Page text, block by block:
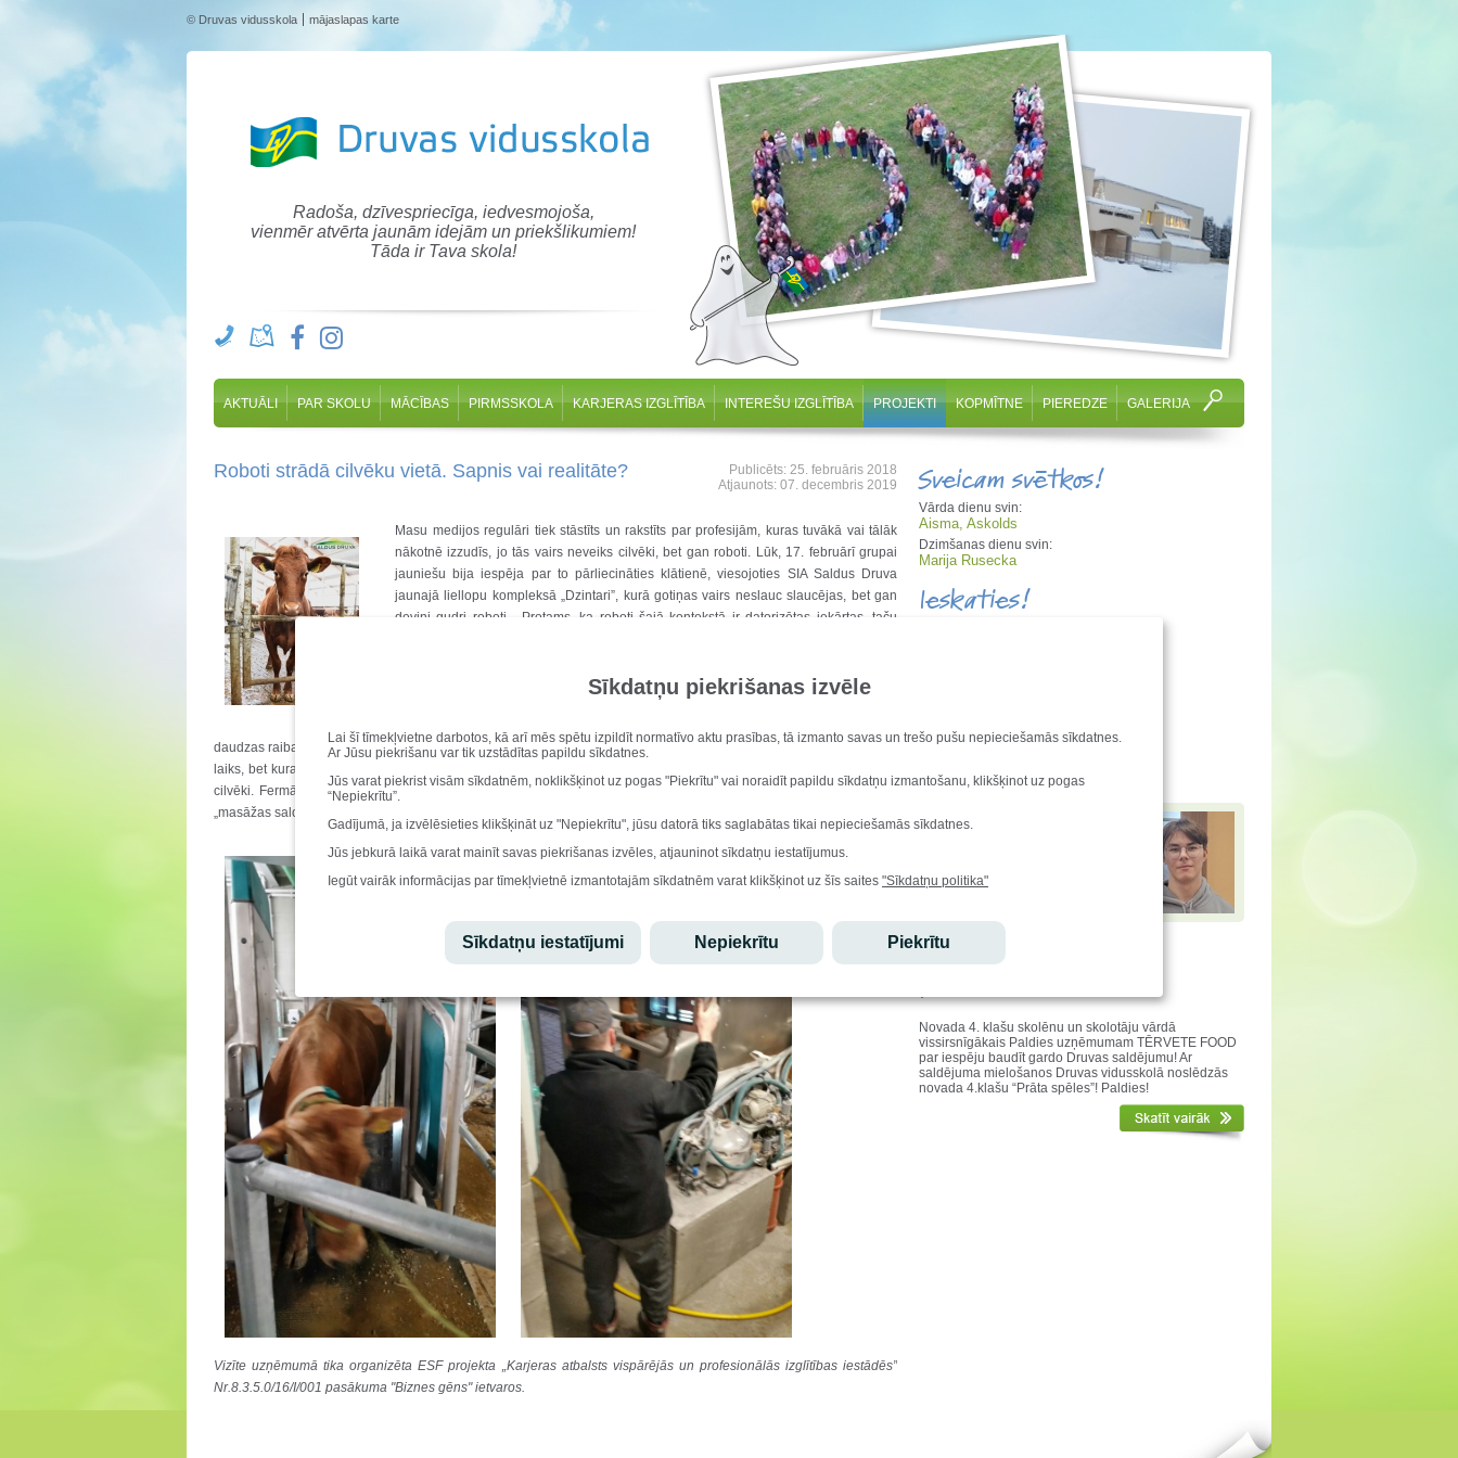
Sīkdatņu piekrišanas izvēle
Lai šī tīmekļvietne darbotos, kā arī mēs spētu izpildīt normatīvo aktu prasības, tā izmanto savas un trešo pušu nepieciešamās sīkdatnes.
Ar Jūsu piekrišanu var tik uzstādītas papildu sīkdatnes.
Jūs varat piekrist visām sīkdatnēm, noklikšķinot uz pogas "Piekrītu" vai noraidīt papildu sīkdatņu izmantošanu, klikšķinot uz pogas
“Nepiekrītu”.
Gadījumā, ja izvēlēsieties klikšķināt uz "Nepiekrītu", jūsu datorā tiks saglabātas tikai nepieciešamās sīkdatnes.
Jūs jebkurā laikā varat mainīt savas piekrišanas izvēles, atjauninot sīkdatņu iestatījumus.
Iegūt vairāk informācijas par tīmekļvietnē izmantotajām sīkdatnēm varat klikšķinot uz šīs saites "Sīkdatņu politika"
Sīkdatņu iestatījumi Nepiekrītu Piekrītu
© Druvas vidusskola mājaslapas karte
Radoša, dzīvespriecīga, iedvesmojoša,
vienmēr atvērta jaunām idejām un priekšlikumiem!
Tāda ir Tava skola!
AKTUĀLI PAR SKOLU MĀCĪBAS PIRMSSKOLA KARJERAS IZGLĪTĪBA INTEREŠU IZGLĪTĪBA PROJEKTI KOPMĪTNE PIEREDZE GALERIJA
Roboti strādā cilvēku vietā. Sapnis vai realitāte?
Publicēts: 25. februāris 2018
Atjaunots: 07. decembris 2019
Masu medijos regulāri tiek stāstīts un rakstīts par profesijām, kuras tuvākā vai tālāk
nākotnē izzudīs, jo tās vairs neveiks cilvēki, bet gan roboti. Lūk, 17. februārī grupai
jauniešu bija iespēja par to pārliecināties klātienē, viesojoties SIA Saldus Druva
jaunajā liellopu kompleksā „Dzintari”, kurā gotiņas vairs neslauc slaucējas, bet gan
deviņi gudri roboti. Protams, ka roboti šajā kontekstā ir datorizētas iekārtas, taču
pašas labprāt dodas izslaukties, jo slaukšanas laikā viņas var pamieloties ar ļoti
gardām granulām, kas, kā stāstīja SIA Saldus Druva valdes priekšsēdētāja un mūsu
daudzas raibaļas vēlējās pamieloties ar gardajām granulām, taču robots precīzi zināja, kurai ir pienācis slaukšanas
laiks, bet kurai vēl kādu laiciņu jāpagaida. Super, vai ne? Turklāt visā milzīgajā kompleksā tobrīd strādāja tikai divi
cilvēki. Fermā nepārtraukti skanēja patīkama mūzika. Raibaļas brīvi staigāja pa fermu, ēda, gulēja vai apmeklēja
„masāžas salonu”, un man visu laiku neatstāja doma, ka tā izskatās pilnīgi laimīgas govis.
Materiālu sagatavoja skolotāja Antra Dukāne
Vizīte uzņēmumā tika organizēta ESF projekta „Karjeras atbalsts vispārējās un profesionālās izglītības iestādēs”
Nr.8.3.5.0/16/I/001 pasākuma "Biznes gēns" ietvaros.
Sveicam svētkos!
Vārda dienu svin:
Aisma, Askolds
Dzimšanas dienu svin:
Marija Rusecka
Ieskaties!
Lepojamies!
Edgars Andersons
atzinību Baltijas informātikas
Paldies!
Novada 4. klašu skolēnu un skolotāju vārdā
vissirsnīgākais Paldies uzņēmumam TĒRVETE FOOD
par iespēju baudīt gardo Druvas saldējumu! Ar
saldējuma mielošanos Druvas vidusskolā noslēdzās
novada 4.klašu “Prāta spēles”! Paldies!